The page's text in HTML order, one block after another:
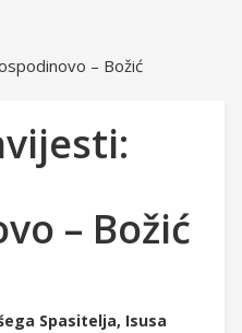
– Božić
– Božić
Spasitelja, Isusa